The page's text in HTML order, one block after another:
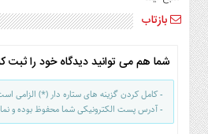
گوناگونبازتاب
شما هم می توانید دیدگاه خود را ثبت
- کامل کردن گزینه های ستاره دار (*) الزامی
- آدرس پست الکترونیکی شما محفوظ بوده و